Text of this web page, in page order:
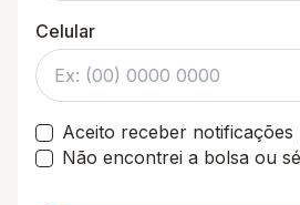
Celular
Aceito receber notificações
Não encontrei a bolsa ou